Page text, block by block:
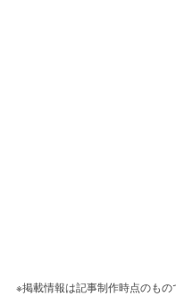
※掲載情報は記事制作時点のもの